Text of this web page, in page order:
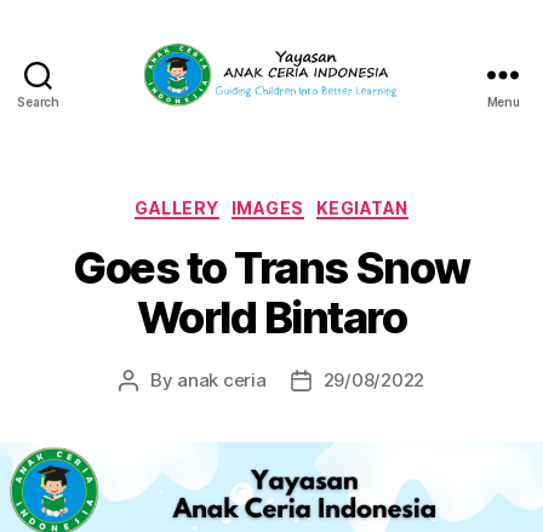
Search
Indonesia
Menu
Categories
GALLERY IMAGES KEGIATAN
Goes to Trans Snow
World Bintaro
Post
By anak ceria
Post29/08/2022